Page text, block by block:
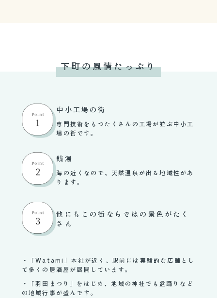
下町の風情たっぷり
中小工場の街
専門技術をもつたくさんの工場が並ぶ中小工
場の街です。
銭湯
海の近くなので、天然温泉が出る地域性があ
ります。
他にもこの街ならではの景色がたく
さん
・「Watami」本社が近く、駅前には実験的な店舗とし
て多くの居酒屋が展開しています。
・「羽田まつり」をはじめ、地域の神社でも盆踊りなど
の地域行事が盛んです。